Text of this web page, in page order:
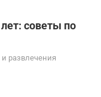
советы по
развлечения